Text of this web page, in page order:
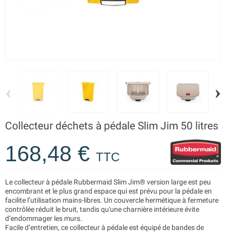
‹ ›
Collecteur déchets à pédale Slim Jim 50 litres
168,48 € TTC
Le collecteur à pédale Rubbermaid Slim Jim® version large est peu
encombrant et le plus grand espace qui est prévu pour la pédale en
facilite l’utilisation mains-libres. Un couvercle hermétique à fermeture
contrôlée réduit le bruit, tandis qu'une charnière intérieure évite
d’endommager les murs.
Facile d’entretien, ce collecteur à pédale est équipé de bandes de